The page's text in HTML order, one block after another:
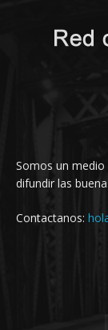
Somos un
difundir las
Contactanos: